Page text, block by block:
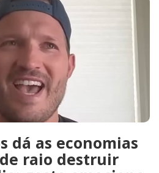
dá as economias
raio destruir